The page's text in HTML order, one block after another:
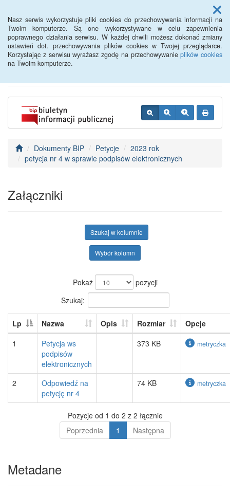
Nasz serwis wykorzystuje pliki cookies do przechowywania informacji na
Twoim komputerze. Są one wykorzystywane w celu zapewnienia
poprawnego działania serwisu. W każdej chwili możesz dokonać zmiany
ustawień dot. przechowywania plików cookies w Twojej przeglądarce.
Korzystając z serwisu wyrażasz zgodę na przechowywanieplików cookies
na Twoim komputerze.
Menu
BIP - Urząd Miejski
Wyśmierzyce
Dokumenty BIP Petycje
2023 rok
petycja nr 4 w sprawie podpisów elektronicznych
Załączniki
Szukaj w kolumnie
Wybór kolumn
Pokaż
pozycji
Szukaj:
Lp Nazwa Opis Rozmiar
Opcje
1
Petycja ws
podpisów
elektronicznych
373 KB metryczka
2
Odpowiedź na
petycję nr 4
74 KB metryczka
Pozycje od 1 do 2 z 2 łącznie
Poprzednia
1 Następna
Metadane